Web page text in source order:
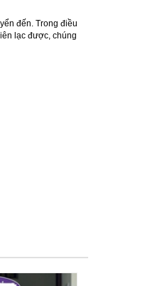
đến. Trong điều
lạc được, chúng